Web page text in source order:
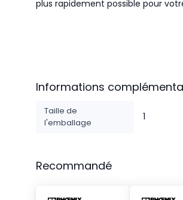
plus rapidement possible pour
Informations
Taille de
l'emballage
1
Recommandé